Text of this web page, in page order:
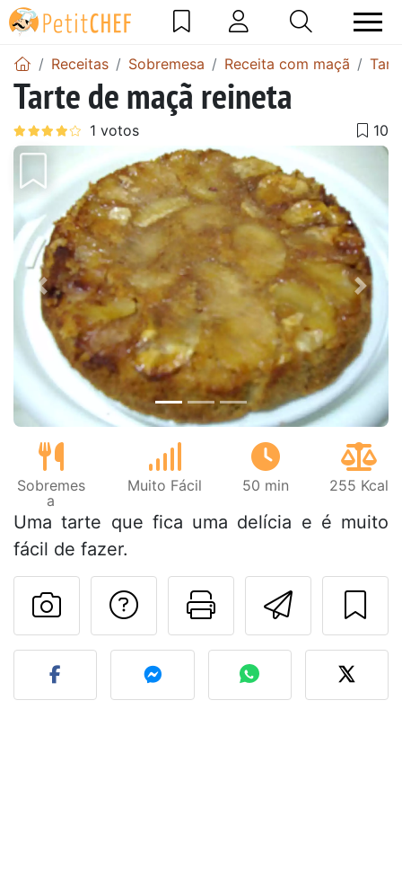
Receitas Sobremesa Receita com maçã
Tarte de maçã reineta
Anterior Next
Sobremes
a
Muito Fácil 50 min 255 Kcal
Uma tarte que fica uma delícia e é muito
fácil de fazer.
Imprima
Falar com o autor
Fez esta receita?